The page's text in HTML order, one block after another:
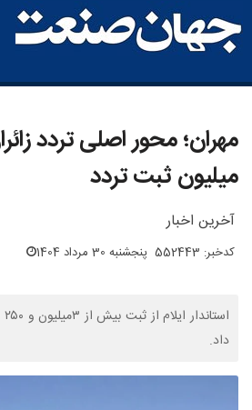
مهران؛ محور اصلی تردد
میلیون ثبت تردد
آخرین اخبار
کدخبر: 552443 پنجشنبه 30 مرداد 1404
داد.